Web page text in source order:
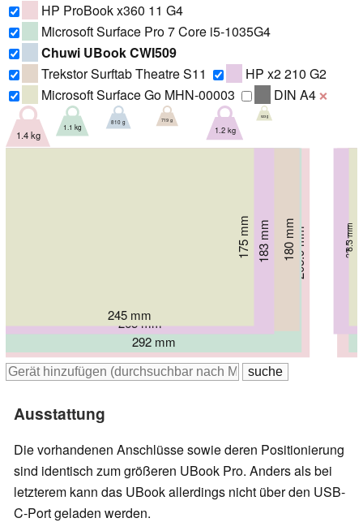
HP ProBook x360 11 G4
Microsoft Surface Pro 7 Core i5-1035G4
Chuwi UBook CWI509
Trekstor Surftab Theatre S11
HP x2 210 G2
Microsoft Surface Go MHN-00003
DIN A4 ❌
300 mm
205.9 mm 19.9 mm
1.4 kg
292 mm
201 mm 8.5 mm
1.1 kg
290.4 mm
179.3 mm 9 mm
810 g
290 mm
180 mm 9.3 mm
719 g
265 mm
183 mm 23.5 mm
1.2 kg
245 mm
175 mm 8.3 mm
523 g
Ausstattung
Die vorhandenen Anschlüsse sowie deren Positionierung
sind identisch zum größeren UBook Pro. Anders als bei
letzterem kann das UBook allerdings nicht über den USB-
C-Port geladen werden.